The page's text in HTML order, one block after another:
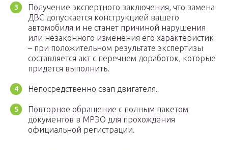
Получение экспертного заключения, что замена
ДВС допускается конструкцией вашего
автомобиля и не станет причиной нарушения
или незаконного изменения его характеристик
– при положительном результате экспертизы
составляется акт с перечнем доработок, которые
придется выполнить.
Непосредственно свап двигателя.
Повторное обращение с полным пакетом
документов в МРЭО для прохождения
официальной регистрации.